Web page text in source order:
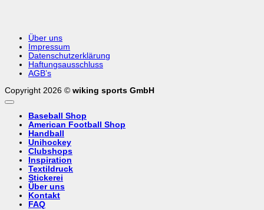
Über uns
Impressum
Datenschutzerklärung
Haftungsausschluss
AGB’s
Copyright 2026 © wiking sports GmbH
Baseball Shop
American Football Shop
Handball
Unihockey
Clubshops
Inspiration
Textildruck
Stickerei
Über uns
Kontakt
FAQ